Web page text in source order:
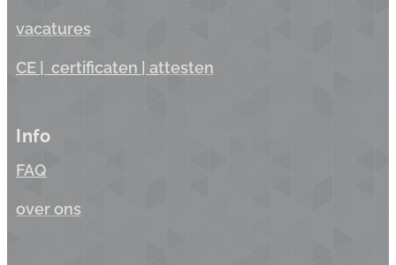
vacatures
CE | certificaten | attesten
Info
FAQ
over ons